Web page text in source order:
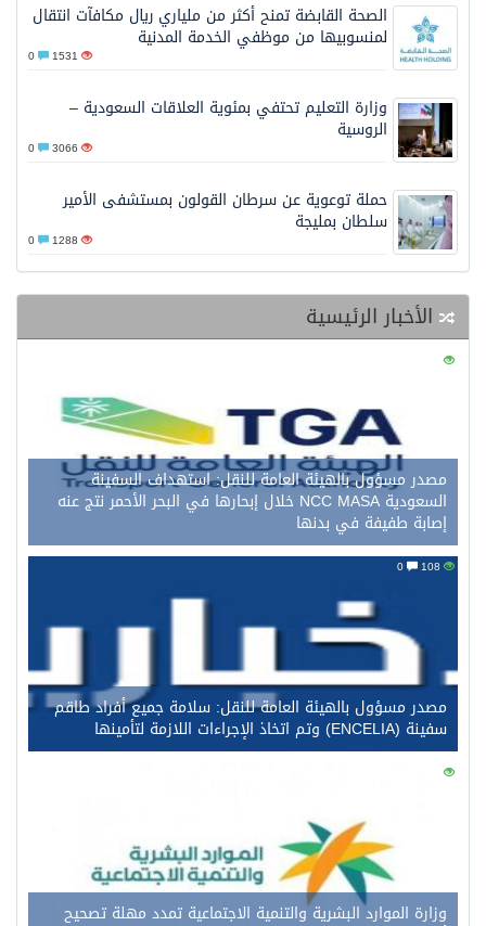
الصحة القابضة تمنح أكثر من ملياري ريال مكافآت انتقال
لمنسوبيها من موظفي الخدمة المدنية
1531
وزارة التعليم تحتفي بمئوية العلاقات السعودية –
الروسية
3066
حملة توعوية عن سرطان القولون بمستشفى الأمير
سلطان بمليجة
1288
الأخبار الرئيسية
123
مصدر مسؤول بالهيئة العامة للنقل: استهداف السفينة
السعودية NCC MASA خلال إبحارها في البحر الأحمر نتج عنه
إصابة طفيفة في بدنها
مصدر مسؤول بالهيئة العامة للنقل: سلامة جميع أفراد طاقم
سفينة (ENCELIA) وتم اتخاذ الإجراءات اللازمة لتأمينها
96
وزارة الموارد البشرية والتنمية الاجتماعية تمدد مهلة تصحيح